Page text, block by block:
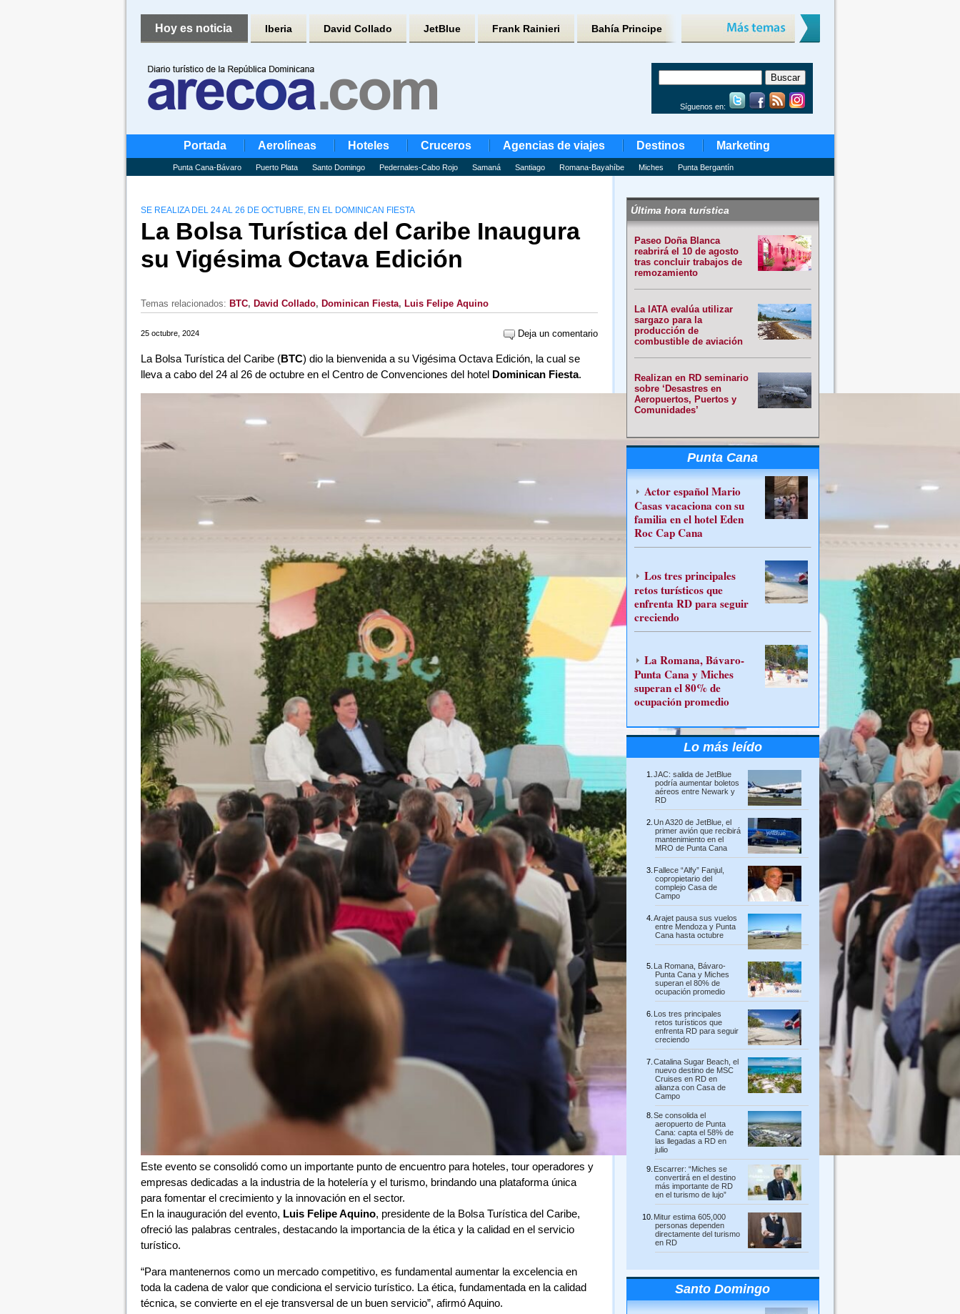
Hoy es noticia Iberia David Collado JetBlue Frank Rainieri Bahía Principe
Síguenos en:
Portada Aerolíneas Hoteles Cruceros Agencias de viajes Destinos Marketing
Punta Cana-Bávaro Puerto Plata Santo Domingo Pedernales-Cabo Rojo Samaná Santiago Romana-Bayahíbe Miches Punta Bergantín
SE REALIZA DEL 24 AL 26 DE OCTUBRE, EN EL DOMINICAN FIESTA
La Bolsa Turística del Caribe Inaugura
su Vigésima Octava Edición
Temas relacionados: BTC, David Collado, Dominican Fiesta, Luis Felipe Aquino
25 octubre, 2024 Deja un comentario
La Bolsa Turística del Caribe (BTC) dio la bienvenida a su Vigésima Octava Edición, la cual se
lleva a cabo del 24 al 26 de octubre en el Centro de Convenciones del hotel Dominican Fiesta.
Este evento se consolidó como un importante punto de encuentro para hoteles, tour operadores y
empresas dedicadas a la industria de la hotelería y el turismo, brindando una plataforma única
para fomentar el crecimiento y la innovación en el sector.
En la inauguración del evento, Luis Felipe Aquino, presidente de la Bolsa Turística del Caribe,
ofreció las palabras centrales, destacando la importancia de la ética y la calidad en el servicio
turístico.
“Para mantenernos como un mercado competitivo, es fundamental aumentar la excelencia en
toda la cadena de valor que condiciona el servicio turístico. La ética, fundamentada en la calidad
técnica, se convierte en el eje transversal de un buen servicio”, afirmó Aquino.
Última hora turística
Paseo Doña Blanca
reabrirá el 10 de agosto
tras concluir trabajos de
remozamiento
La IATA evalúa utilizar
sargazo para la
producción de
combustible de aviación
Realizan en RD seminario
sobre ‘Desastres en
Aeropuertos, Puertos y
Comunidades’
Punta Cana
Actor español Mario
Casas vacaciona con su
familia en el hotel Eden
Roc Cap Cana
Los tres principales
retos turísticos que
enfrenta RD para seguir
creciendo
La Romana, Bávaro-
Punta Cana y Miches
superan el 80% de
ocupación promedio
Lo más leído
JAC: salida de JetBlue
podría aumentar boletos
aéreos entre Newark y
RD
Un A320 de JetBlue, el
primer avión que recibirá
mantenimiento en el
MRO de Punta Cana
Fallece “Alfy” Fanjul,
copropietario del
complejo Casa de
Campo
Arajet pausa sus vuelos
entre Mendoza y Punta
Cana hasta octubre
La Romana, Bávaro-
Punta Cana y Miches
superan el 80% de
ocupación promedio
Los tres principales
retos turísticos que
enfrenta RD para seguir
creciendo
Catalina Sugar Beach, el
nuevo destino de MSC
Cruises en RD en
alianza con Casa de
Campo
Se consolida el
aeropuerto de Punta
Cana: capta el 58% de
las llegadas a RD en
julio
Escarrer: “Miches se
convertirá en el destino
más importante de RD
en el turismo de lujo”
Mitur estima 605,000
personas dependen
directamente del turismo
en RD
Santo Domingo